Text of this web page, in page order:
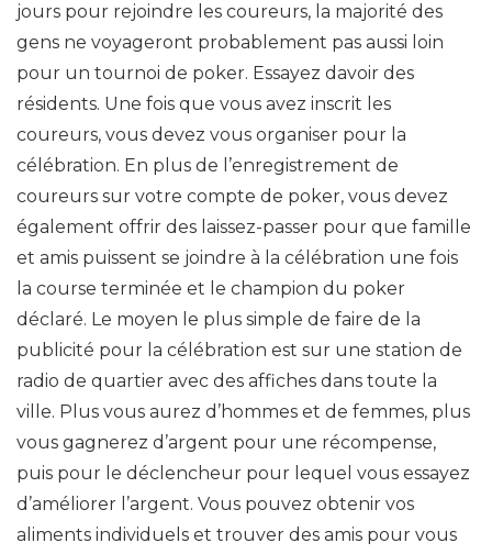
jours pour rejoindre les coureurs, la majorité des
gens ne voyageront probablement pas aussi loin
pour un tournoi de poker. Essayez davoir des
résidents. Une fois que vous avez inscrit les
coureurs, vous devez vous organiser pour la
célébration. En plus de l’enregistrement de
coureurs sur votre compte de poker, vous devez
également offrir des laissez-passer pour que famille
et amis puissent se joindre à la célébration une fois
la course terminée et le champion du poker
déclaré. Le moyen le plus simple de faire de la
publicité pour la célébration est sur une station de
radio de quartier avec des affiches dans toute la
ville. Plus vous aurez d’hommes et de femmes, plus
vous gagnerez d’argent pour une récompense,
puis pour le déclencheur pour lequel vous essayez
d’améliorer l’argent. Vous pouvez obtenir vos
aliments individuels et trouver des amis pour vous